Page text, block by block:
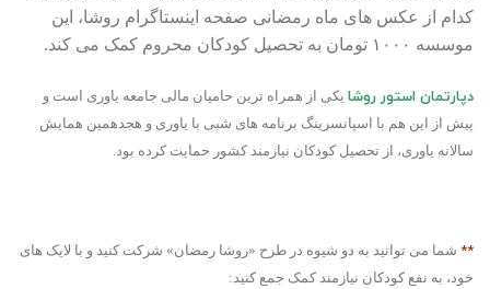
کدام از عکس های ماه رمضانی صفحه اینستاگرام روشا، این
موسسه ۱۰۰۰ تومان به تحصیل کودکان محروم کمک می کند.
دپارتمان استور روشا یکی از همراه ترین حامیان مالی جامعه یاوری است و
پیش از این هم با اسپانسرینگ برنامه های شبی با یاوری و هجدهمین همایش
سالانه یاوری، از تحصیل کودکان نیازمند کشور حمایت کرده بود.
** شما می توانید به دو شیوه در طرح «روشا رمضان» شرکت کنید و با لایک های
خود، به نفع کودکان نیازمند کمک جمع کنید: